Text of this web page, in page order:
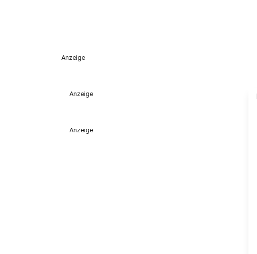
Anzeige
Anzeige
Anzeige